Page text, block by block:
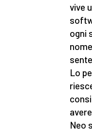
vive
ogni
Lo
Neo